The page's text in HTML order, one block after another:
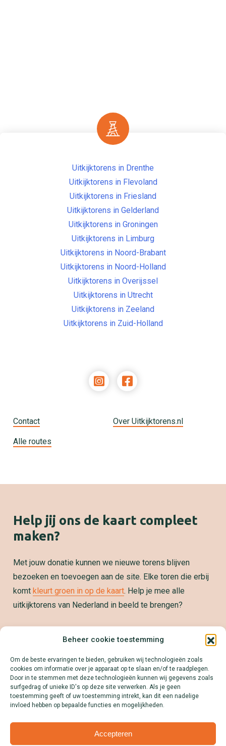
Beheer cookie toestemming
Om de beste ervaringen te bieden, gebruiken wij technologieën zoals
cookies om informatie over je apparaat op te slaan en/of te raadplegen.
Door in te stemmen met deze technologieën kunnen wij gegevens zoals
surfgedrag of unieke ID's op deze site verwerken. Als je geen
toestemming geeft of uw toestemming intrekt, kan dit een nadelige
invloed hebben op bepaalde functies en mogelijkheden.
Accepteren
Contact Over Uitkijktorens.nl
Alle routes
Uitkijktorens in Drenthe
Uitkijktorens in Flevoland
Uitkijktorens in Friesland
Uitkijktorens in Gelderland
Uitkijktorens in Groningen
Uitkijktorens in Limburg
Uitkijktorens in Noord-Brabant
Uitkijktorens in Noord-Holland
Uitkijktorens in Overijssel
Uitkijktorens in Utrecht
Uitkijktorens in Zeeland
Uitkijktorens in Zuid-Holland
Help jij ons de kaart compleet
maken?
Met jouw donatie kunnen we nieuwe torens blijven
bezoeken en toevoegen aan de site. Elke toren die erbij
komt kleurt groen in op de kaart. Help je mee alle
uitkijktorens van Nederland in beeld te brengen?
Samenwerken?
kaart! Download onze Mediakit en ontdek alle
mogelijkheden.
Lees meer